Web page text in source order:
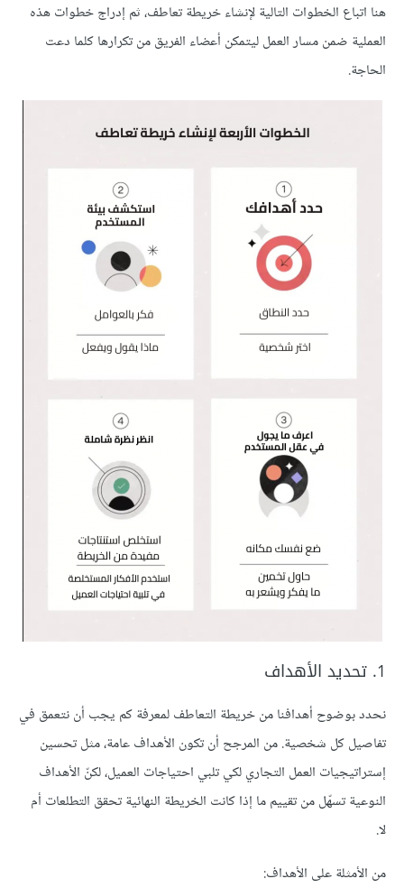
هنا اتباع الخطوات التالية لإنشاء خريطة تعاطف، ثم إدراج خطوات هذه
العملية ضمن مسار العمل ليتمكن أعضاء الفريق من تكرارها كلما دعت
الحاجة.
1. تحديد الأهداف
نحدد بوضوح أهدافنا من خريطة التعاطف لمعرفة كم يجب أن نتعمق في
تفاصيل كل شخصية. من المرجح أن تكون الأهداف عامة، مثل تحسين
إستراتيجيات العمل التجاري لكي تلبي احتياجات العميل، لكنّ الأهداف
النوعية تسهّل من تقييم ما إذا كانت الخريطة النهائية تحقق التطلعات أم
لا.
من الأمثلة على الأهداف: